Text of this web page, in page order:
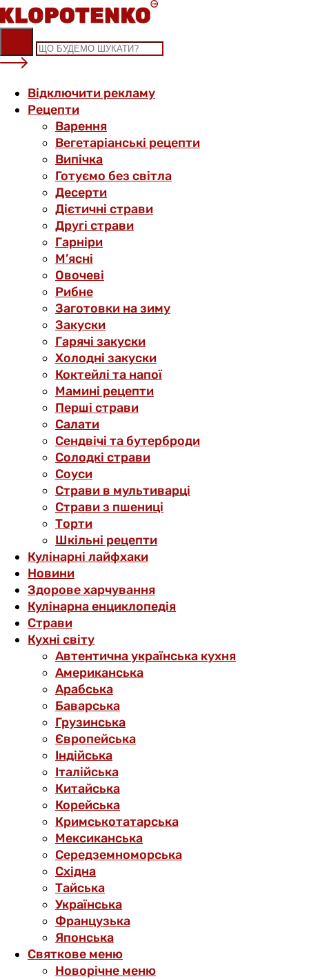
Skip
to
content
Відключити рекламу
Рецепти
Варення
Вегетаріанські рецепти
Випічка
Готуємо без світла
Десерти
Дієтичні страви
Другі страви
Гарніри
М’ясні
Овочеві
Рибне
Заготовки на зиму
Закуски
Гарячі закуски
Холодні закуски
Коктейлі та напої
Мамині рецепти
Перші страви
Салати
Сендвічі та бутерброди
Солодкі страви
Соуси
Страви в мультиварці
Страви з пшениці
Торти
Шкільні рецепти
Кулінарні лайфхаки
Новини
Здорове харчування
Кулінарна енциклопедія
Страви
Кухні світу
Автентична українська кухня
Американська
Арабська
Баварська
Грузинська
Європейська
Індійська
Італійська
Китайська
Корейська
Кримськотатарська
Мексиканська
Середземноморська
Східна
Тайська
Українська
Французька
Японська
Святкове меню
Новорічне меню